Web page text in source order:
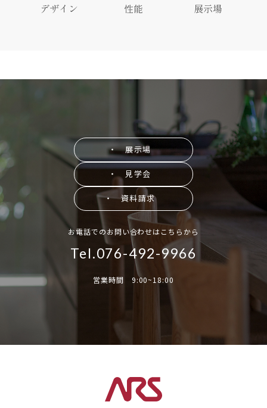
デザイン 性能 展示場
・ 展示場
・ 見学会
・ 資料請求
お電話でのお問い合わせはこちらから
Tel.076-492-9966
営業時間 9:00~18:00